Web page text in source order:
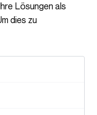
Lösungen als
dies zu